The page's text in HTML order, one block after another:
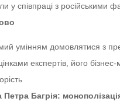
у співпраці з російськими
умінням домовлятися з
експертів, його
Петра Багрія: